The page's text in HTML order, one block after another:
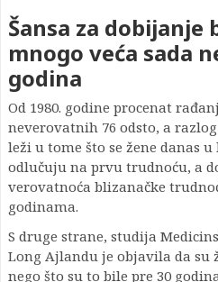
Šansa za dobijanje
mnogo veća sada
godina
Od 1980. godine procenat
neverovatnih 76 odsto, a
leži u tome što se žene danas
odlučuju na prvu trudnoću, a
verovatnoća blizanačke
godinama.
S druge strane, studija
Long Ajlandu je objavila da su
nego što su to bile pre 30